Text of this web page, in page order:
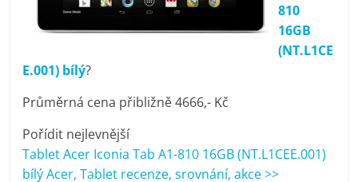
elektronika
Elektro
recenze,
televize,
notebooky,
mobilní
810
16GB
(NT.L1CE
E.001) bílý?
Průměrná cena přibližně 4666,- Kč
Pořídit nejlevnější
Tablet Acer Iconia Tab A1-810 16GB (NT.L1CEE.001)
bílý Acer, Tablet recenze, srovnání, akce >>